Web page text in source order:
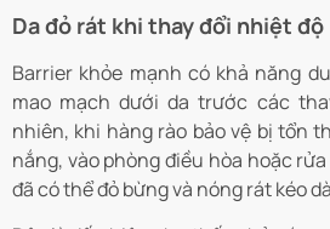
Da đỏ rát khi thay đổi nhiệt độ
Barrier khỏe mạnh có khả năng
mao mạch dưới da trước các
nhiên, khi hàng rào bảo vệ bị tổn
nắng, vào phòng điều hòa hoặc
đã có thể đỏ bừng và nóng rát kéo